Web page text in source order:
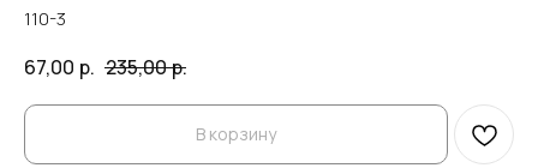
110-3
67,00 р. 235,00р.
В корзину